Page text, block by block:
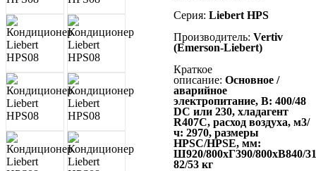
Серия: Liebert HPS
Производитель: Vertiv
(Emerson-Liebert)
Краткое
описание: Основное /
аварийное
электропитание, В: 400/48
DC или 230, хладагент
R407C, расход воздуха, м3/
ч: 2970, размеры
HPSC/HPSE, мм:
Ш920/800хГ390/800хВ840/
82/53 кг